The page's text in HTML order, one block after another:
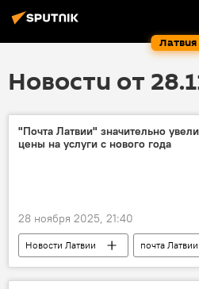
Латвия
Новости от
"Почта Латвии" значительно
цены на услуги с нового года
28 ноября 2025, 21:40
Новости Латвии
почта Латвии
письмо